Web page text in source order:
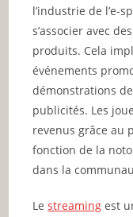
l’industrie de l’e-
s’associer avec
produits. Cela
événements
démonstrations
publicités. Les
revenus grâce au
fonction de la
dans la
Lestreaming est